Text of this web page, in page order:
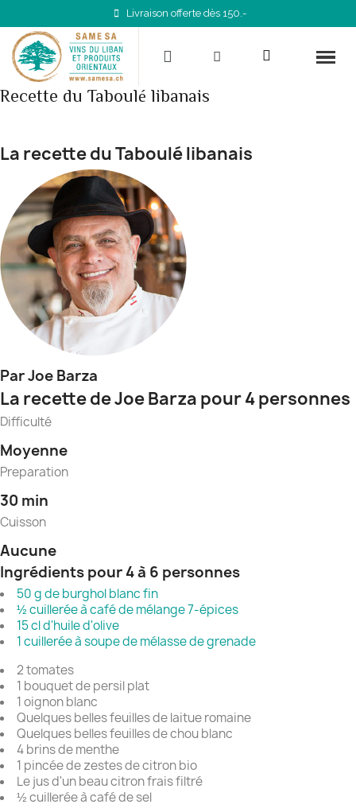
Livraison offerte dès 150.-
Recette du Taboulé libanais
La recette du Taboulé libanais
Par Joe Barza
La recette de Joe Barza pour 4 personnes
Difficulté
Moyenne
Preparation
30 min
Cuisson
Aucune
Ingrédients pour 4 à 6 personnes
50 g de burghol blanc fin
½ cuillerée à café de mélange 7-épices
15 cl d'huile d'olive
1 cuillerée à soupe de mélasse de grenade
2 tomates
1 bouquet de persil plat
1 oignon blanc
Quelques belles feuilles de laitue romaine
Quelques belles feuilles de chou blanc
4 brins de menthe
1 pincée de zestes de citron bio
Le jus d'un beau citron frais filtré
½ cuillerée à café de sel